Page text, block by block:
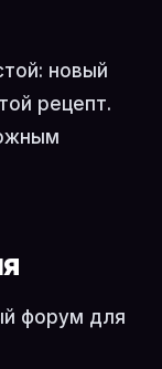
новый
рецепт.
форум для